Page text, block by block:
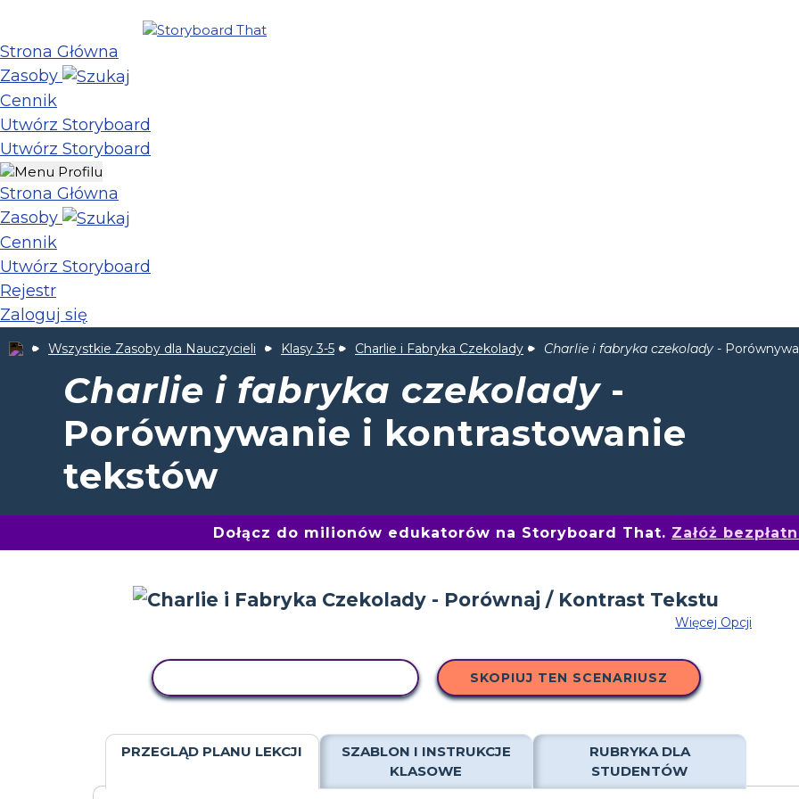
Strona Główna
Zasoby
Cennik
Utwórz Storyboard
Utwórz Storyboard
Strona Główna
Zasoby
Cennik
Utwórz Storyboard
Rejestr
Zaloguj się
Wszystkie Zasoby dla Nauczycieli Klasy 3-5 Charlie i Fabryka Czekolady Charlie i fabryka czekolady -
Charlie i fabryka czekolady-
Porównywanie i kontrastowanie
tekstów
Dołącz do milionów edukatorów na Storyboard That. Załóż
Więcej Opcji
SKOPIUJ TEN SCENARIUSZ
PRZEGLĄD PLANU LEKCJI
SZABLON I INSTRUKCJE
KLASOWE
RUBRYKA DLA
STUDENTÓW